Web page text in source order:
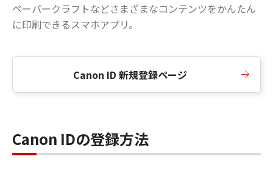
ペーパークラフトなどさまざまなコンテンツをかんたん
に印刷できるスマホアプリ。
Canon ID 新規登録ページ
Canon IDの登録方法